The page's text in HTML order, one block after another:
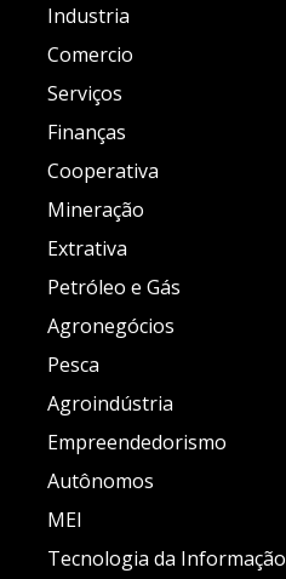
Industria
Comercio
Serviços
Finanças
Cooperativa
Mineração
Extrativa
Petróleo e Gás
Agronegócios
Pesca
Agroindústria
Empreendedorismo
Autônomos
MEI
Tecnologia da Informação